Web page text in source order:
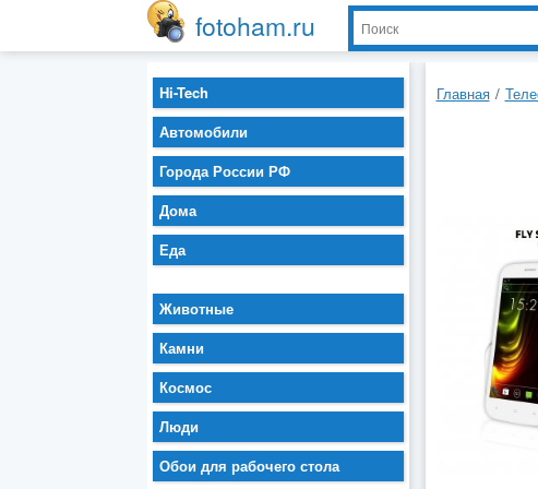
fotoham.ru
Главная /
Hi-Tech
Автомобили
Города России РФ
Дома
Еда
Животные
Камни
Космос
Люди
Обои для рабочего стола